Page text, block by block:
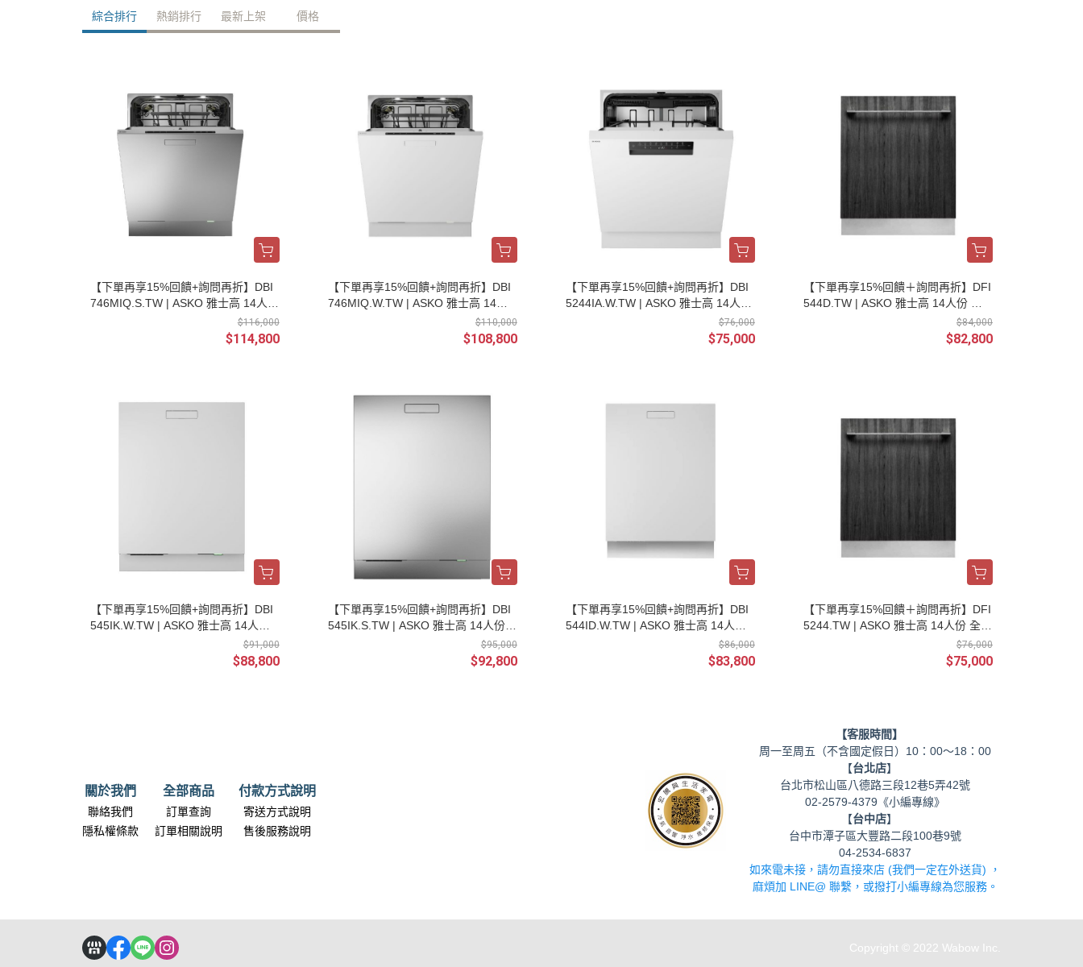
綜合排行 熱銷排行 最新上架 價格
【下單再享15%回饋+詢問再折】DBI
746MIQ.S.TW | ASKO 雅士高 14人份
檯下嵌入式洗碗機 110V 不鏽鋼 (安裝
另計)| 請輸入優惠代碼M0085
$116,000
$114,800
【下單再享15%回饋+詢問再折】DBI
746MIQ.W.TW | ASKO 雅士高 14人
份 檯下嵌入式洗碗機 110V 典雅白
(安裝另計) | 請輸入優惠代碼M0085
$110,000
$108,800
【下單再享15%回饋+詢問再折】DBI
5244IA.W.TW | ASKO 雅士高 14人份
檯下嵌入式洗碗機 220V (安裝另計) |
$76,000
$75,000
【下單再享15%回饋＋詢問再折】DFI
544D.TW | ASKO 雅士高 14人份 全
嵌式 洗碗機 110V (不含門板及安裝) |
$84,000
$82,800
【下單再享15%回饋+詢問再折】DBI
545IK.W.TW | ASKO 雅士高 14人份
檯下嵌入式洗碗機 110V 典雅白 (安裝
另計) | 請輸入優惠代碼M0085
$91,000
$88,800
【下單再享15%回饋+詢問再折】DBI
545IK.S.TW | ASKO 雅士高 14人份
檯下嵌入式洗碗機 110V (安裝另計) |
$95,000
$92,800
【下單再享15%回饋+詢問再折】DBI
544ID.W.TW | ASKO 雅士高 14人份
檯下嵌入式洗碗機 110V (安裝另計) |
$86,000
$83,800
【下單再享15%回饋＋詢問再折】DFI
5244.TW | ASKO 雅士高 14人份 全嵌
式 洗碗機 220V (不含門板及安裝) |
$76,000
$75,000
關於我們
聯絡我們
隱私權條款
全部商品
訂單查詢
訂單相關說明
付款方式說明
寄送方式說明
售後服務說明
【客服時間】
周一至周五（不含國定假日）10：00～18：00
【台北店】
台北市松山區八德路三段12巷5弄42號
02-2579-4379《小編專線》
【台中店】
台中市潭子區大豐路二段100巷9號
04-2534-6837
如來電未接，請勿直接來店 (我們一定在外送貨) ，
麻煩加 LINE@ 聯繫，或撥打小編專線為您服務。
Copyright © 2022 Wabow Inc.